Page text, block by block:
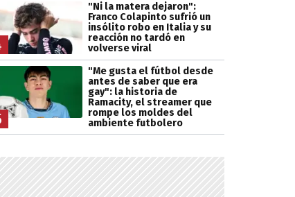
"Ni la matera dejaron":
Franco Colapinto sufrió un
insólito robo en Italia y su
reacción no tardó en
volverse viral
"Me gusta el fútbol desde
antes de saber que era
gay": la historia de
Ramacity, el streamer que
rompe los moldes del
ambiente futbolero